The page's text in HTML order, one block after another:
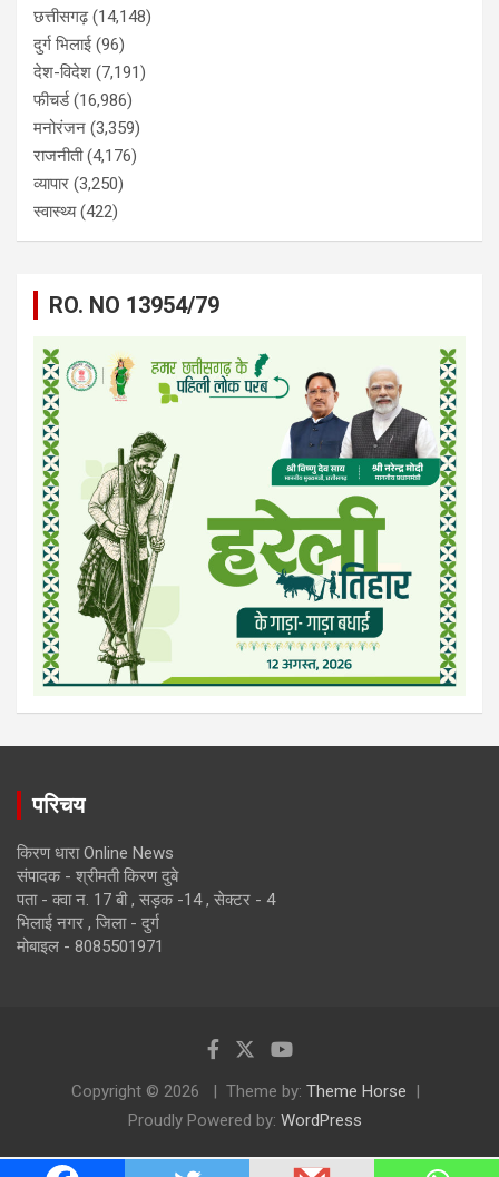
छत्तीसगढ़(14,148)
दुर्ग भिलाई (96)
देश-विदेश (7,191)
फीचर्ड(16,986)
मनोरंजन (3,359)
राजनीती(4,176)
व्यापार (3,250)
स्वास्थ्य(422)
RO. NO 13954/79
परिचय
किरण धारा Online News
संपादक - श्रीमती किरण दुबे
पता - क्वा न. 17 बी , सड़क -14 , सेक्टर - 4
भिलाई नगर , जिला - दुर्ग
मोबाइल - 8085501971
Copyright © 2026 Theme by: Theme Horse
Proudly Powered by: WordPress